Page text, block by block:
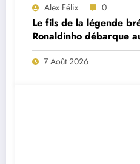
Alex Félix 0
Le fils de la légende
Ronaldinho débarque
7 Août 2026